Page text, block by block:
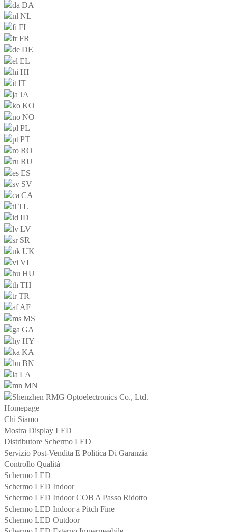
DA
NL
FI
FR
DE
EL
HI
IT
JA
KO
NO
PL
PT
RO
RU
ES
SV
CA
TL
ID
LV
SR
UK
VI
HU
TH
TR
AF
MS
GA
HY
KA
BN
LA
MN
Homepage
Chi Siamo
Mostra Display LED
Distributore Schermo LED
Servizio Post-Vendita E Politica Di Garanzia
Controllo Qualità
Schermo LED
Schermo LED Indoor
Schermo LED Indoor COB A Passo Ridotto
Schermo LED Indoor a Pitch Fine
Schermo LED Outdoor